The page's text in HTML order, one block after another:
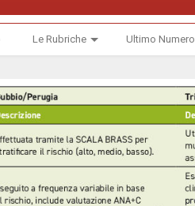
Le Rubriche Ultimo Numero